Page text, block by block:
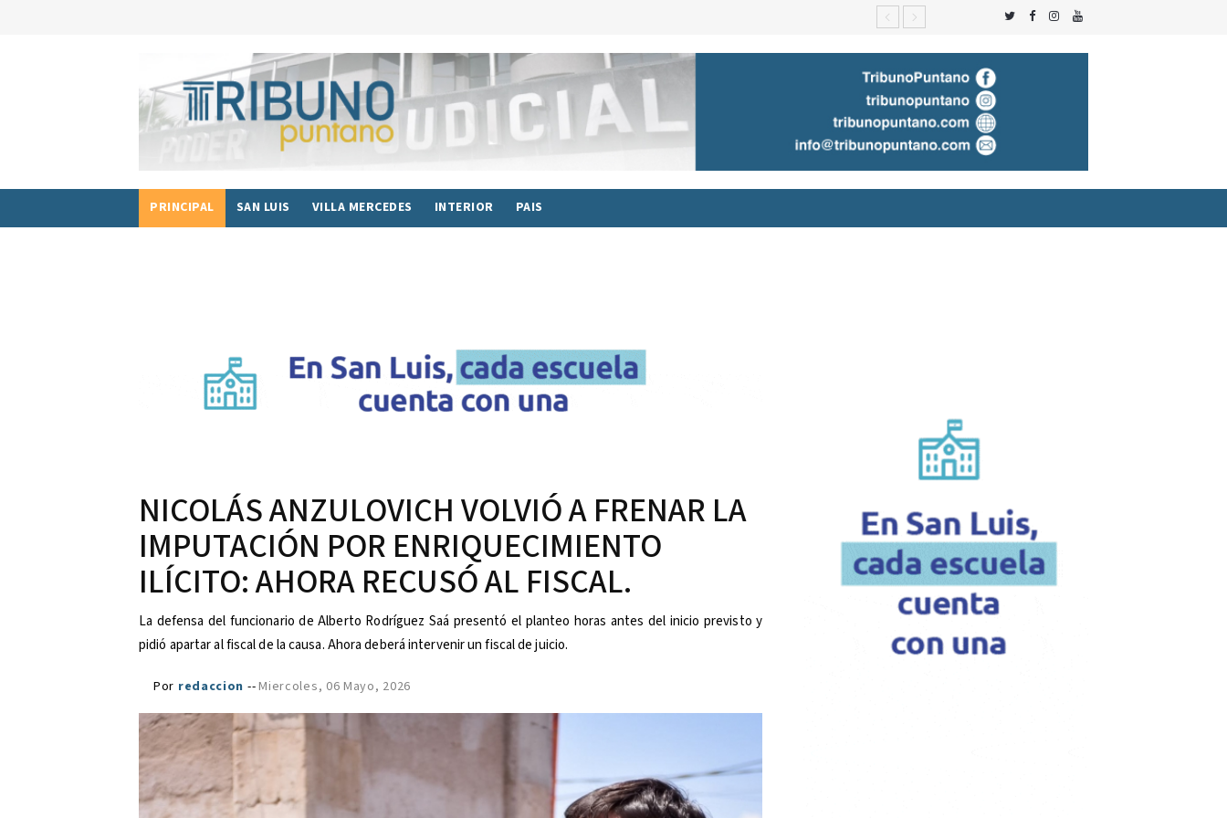
PRINCIPAL SAN LUIS VILLA MERCEDES INTERIOR PAIS
NICOLÁS ANZULOVICH VOLVIÓ A FRENAR LA
IMPUTACIÓN POR ENRIQUECIMIENTO
ILÍCITO: AHORA RECUSÓ AL FISCAL.
La defensa del funcionario de Alberto Rodríguez Saá presentó el planteo horas antes del inicio previsto y
pidió apartar al fiscal de la causa. Ahora deberá intervenir un fiscal de juicio.
Por redaccion --Miercoles, 06 Mayo, 2026